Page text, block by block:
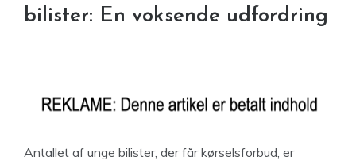
bilister: En voksende udfordring
Antallet af unge bilister, der får kørselsforbud, er